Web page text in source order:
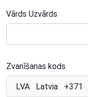
Vārds Uzvārds
Zvanīšanas kods
LVA Latvia +371